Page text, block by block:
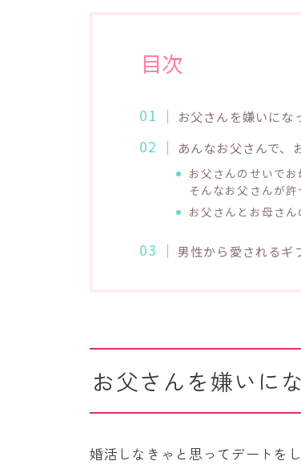
目次
お父さんを嫌いにな
あんなお父さんで、
お父さんのせいで
そんなお父さんが許
お父さんとお母さん
男性から愛されるギ
お父さんを嫌いに
婚活しなきゃと思ってデートを